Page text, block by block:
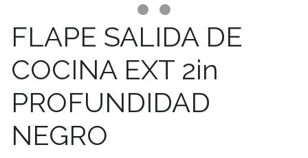
FLAPE SALIDA DE
COCINA EXT 2in
PROFUNDIDAD
NEGRO